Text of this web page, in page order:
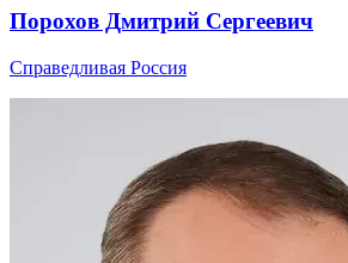
Порохов Дмитрий Сергеевич
Справедливая Россия